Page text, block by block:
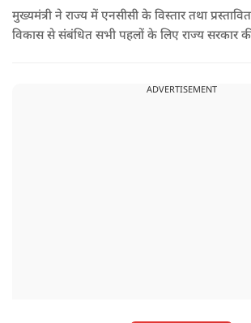
मुख्यमंत्री ने राज्य में एनसीसी के विस्तार तथा
विकास से संबंधित सभी पहलों के लिए राज्य सरकार
ADVERTISEMENT